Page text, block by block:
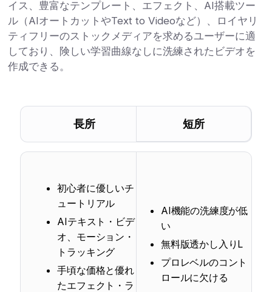
イス、豊富なテンプレート、エフェクト、AI搭載ツー
ル（AIオートカットやText to Videoなど）、ロイヤリ
ティフリーのストックメディアを求めるユーザーに適
しており、険しい学習曲線なしに洗練されたビデオを
作成できる。
長所 短所
初心者に優しいチ
ュートリアル
AIテキスト・ビデ
オ、モーション・
トラッキング
手頃な価格と優れ
たエフェクト・ラ
AI機能の洗練度が低
い
無料版透かし入りL
プロレベルのコント
ロールに欠ける